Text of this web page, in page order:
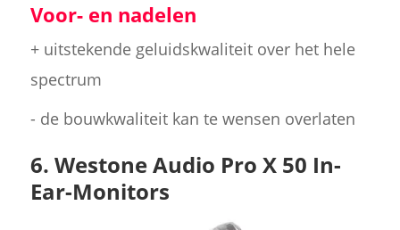
Voor- en nadelen
+ uitstekende geluidskwaliteit over het hele
spectrum
- de bouwkwaliteit kan te wensen overlaten
6. Westone Audio Pro X 50 In-
Ear-Monitors